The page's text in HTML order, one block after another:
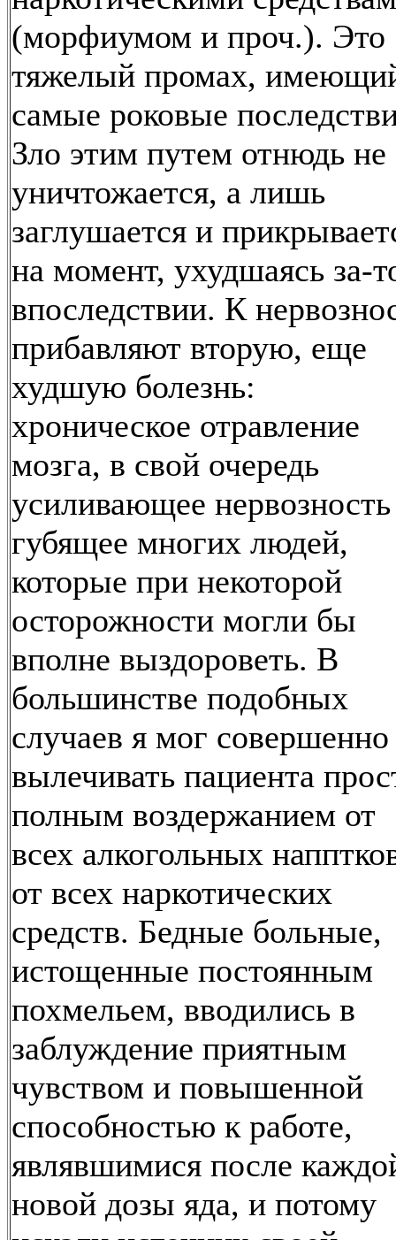
(морфиумом и проч.). Это
тяжелый промах,
самые роковые
Зло этим путем отнюдь не
уничтожается, а лишь
заглушается и
на момент, ухудшаясь за-
впоследствии. К
прибавляют вторую, еще
худшую болезнь:
хроническое отравление
мозга, в свой очередь
усиливающее
губящее многих людей,
которые при некоторой
осторожности могли бы
вполне выздороветь. В
большинстве подобных
случаев я мог совершенно
вылечивать пациента
полным воздержанием от
всех алкогольных
от всех наркотических
средств. Бедные больные,
истощенные постоянным
похмельем, вводились в
заблуждение приятным
чувством и повышенной
способностью к работе,
являвшимися после
новой дозы яда, и потому